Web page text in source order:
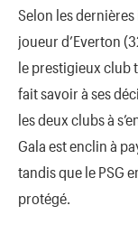
Selon les
joueur d’Everton
le prestigieux club
fait savoir à ses
les deux clubs à
Gala est enclin à
tandis que le PSG
protégé.